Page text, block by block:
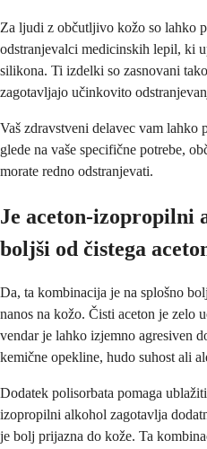
Za ljudi z občutljivo kožo so lahko
odstranjevalci medicinskih lepil, ki
silikona. Ti izdelki so zasnovani
zagotavljajo učinkovito
Vaš zdravstveni delavec vam lahko
glede na vaše specifične potrebe,
morate redno odstranjevati.
Je aceton-izopropilni
boljši od čistega
Da, ta kombinacija je na splošno
nanos na kožo. Čisti aceton je zelo
vendar je lahko izjemno agresiven
kemične opekline, hudo suhost ali
Dodatek polisorbata pomaga
izopropilni alkohol zagotavlja
je bolj prijazna do kože. Ta